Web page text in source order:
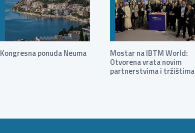
Kongresna ponuda Neuma Mostar na IBTM World:
Otvorena vrata novim
partnerstvima i tržištima